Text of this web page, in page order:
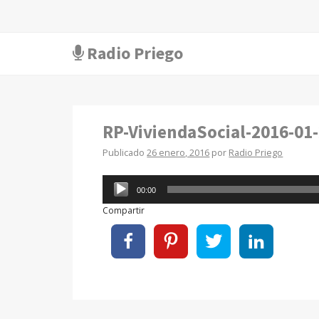
Radio Priego
RP-ViviendaSocial-2016-
Publicado26 enero, 2016 por Radio Priego
Reproductor
audio
00:00
Compartir